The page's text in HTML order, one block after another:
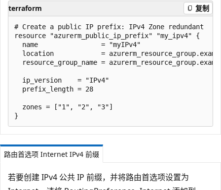
terraform 复制
# Create a public IP prefix: IPv4 Zone redundant
resource "azurerm_public_ip_prefix" "my_ipv4" {
  name                = "myIPv4"
location            =
resource_group_name =
  ip_version    = "IPv4"
  prefix_length = 28
  zones = ["1", "2", "3"]
路由首选项 Internet IPv4 前缀
若要创建 IPv4 公共 IP 前缀，并将路由首选项设置为